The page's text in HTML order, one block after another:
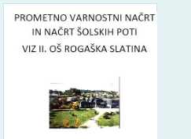
šolskih poti